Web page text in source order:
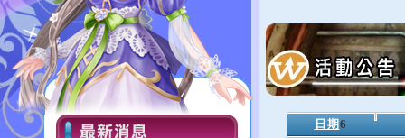
日期 6